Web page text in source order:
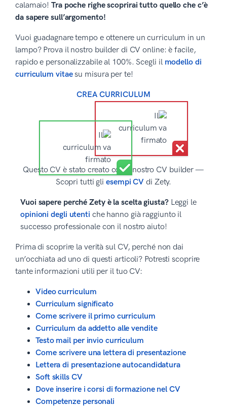
calamaio!Tra poche righe scoprirai tutto quello che c’è
da sapere sull’argomento!
Vuoi guadagnare tempo e ottenere un curriculum in un
lampo? Prova il nostro builder di CV online: è facile,
rapido e personalizzabile al 100%. Scegli il modello di
curriculum vitaesu misura per te!
CREA CURRICULUM
Questo CV è stato creato con il nostro CV builder —
Scopri tutti gliesempi CV di Zety.
Vuoi sapere perché Zety è la scelta giusta?Leggi le
opinioni degli utenti che hanno già raggiunto il
successo professionale con il nostro aiuto!
Prima di scoprire la verità sul CV, perché non dai
un’occhiata ad uno di questi articoli? Potresti scoprire
tante informazioni utili per il tuo CV:
Video curriculum
Curriculum significato
Come scrivere il primo curriculum
Curriculum da addetto alle vendite
Testo mail per invio curriculum
Come scrivere una lettera di presentazione
Lettera di presentazione autocandidatura
Soft skills CV
Dove inserire i corsi di formazione nel CV
Competenze personali